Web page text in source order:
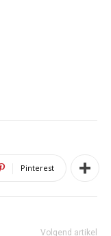
Pinterest
Volgend artikel